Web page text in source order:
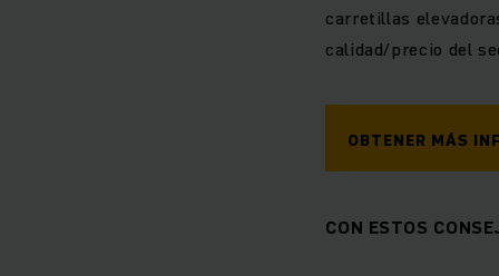
carretillas
calidad/precio del
OBTENER MÁS
CON ESTOS